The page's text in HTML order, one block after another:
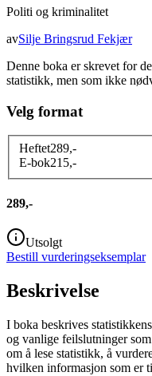
Politi og kriminalitet
avSilje Bringsrud Fekjær
Denne boka er skrevet for
statistikk, men som ikke
Velg format
Heftet289,-
E-bok215,-
289,-
Utsolgt
Bestill vurderingseksemplar
Beskrivelse
I boka beskrives
og vanlige feilslutninger
om å lese statistikk, å
hvilken informasjon som er